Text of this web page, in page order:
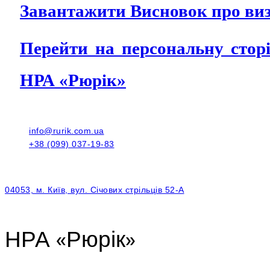
Завантажити Висновок про
Перейти на персональну
НРА «Рюрік»
info@rurik.com.ua
+38 (099) 037-19-83
04053, м. Київ, вул. Січових стрільців 52-А
НРА «Рюрік»